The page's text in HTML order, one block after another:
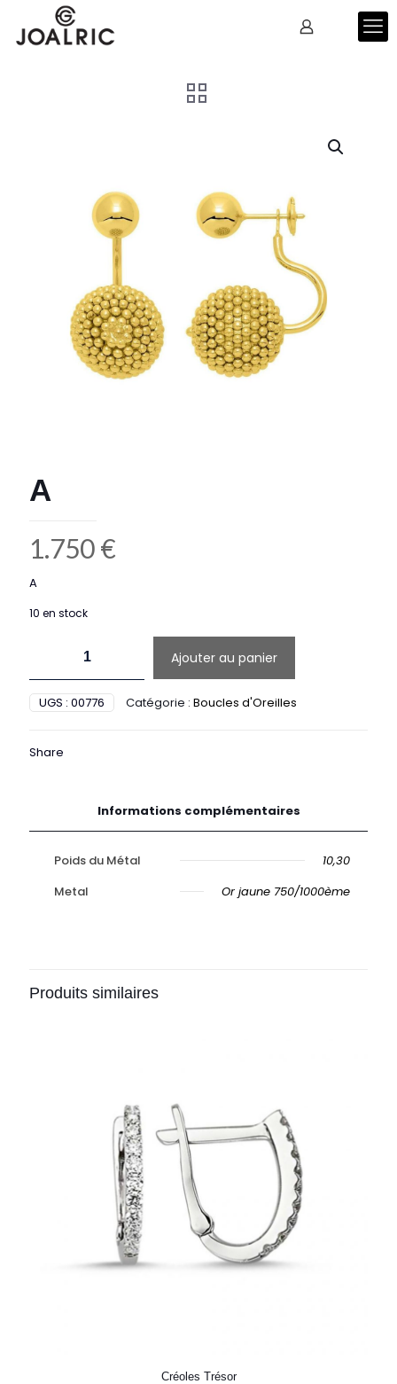
A
1.750€
A
10 en stock
A
Ajouter au panier
UGS : 00776 Catégorie : Boucles d'Oreilles
Share
Informations complémentaires
Poids du Métal
10,30
Metal
Or jaune 750/1000ème
Produits similaires
Créoles Trésor